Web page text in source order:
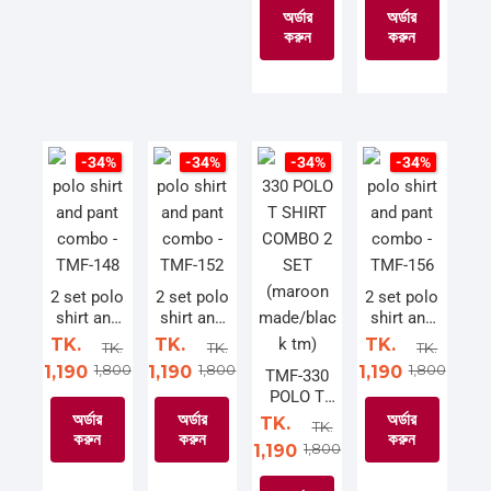
may
be
chosen
on
the
product
page
may
be
chosen
on
the
product
page
jeans/mar
oon
made)
অর্ডার
করুন
multiple
variants.
The
options
may
be
chosen
on
the
product
page
jeans/sky
blue
made)
অর্ডার
করুন
multiple
variants.
The
options
may
be
chosen
on
the
product
page
-34%
2 set polo
shirt and
pant
combo -
TMF-148
TK.
1,190
TK.
1,800
অর্ডার
করুন
-34%
2 set polo
shirt and
pant
combo -
TMF-152
TK.
1,190
TK.
1,800
অর্ডার
করুন
-34%
TMF-330
POLO T
SHIRT
COMBO 2
SET
(maroon
TK.
1,190
TK.
1,800
-34%
2 set polo
shirt and
pant
combo -
TMF-156
TK.
1,190
TK.
1,800
অর্ডার
করুন